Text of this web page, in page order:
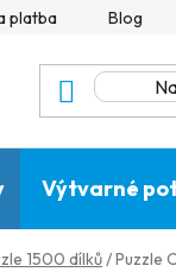
platba Blog
Výtvarné
1500 dílků/Puzzle